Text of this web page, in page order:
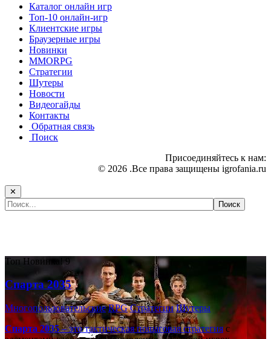
Каталог онлайн игр
Топ-10 онлайн-игр
Клиентские игры
Браузерные игры
Новинки
MMORPG
Стратегии
Шутеры
Новости
Видеогайды
Контакты
Обратная связь
Поиск
Присоединяйтесь к нам:
© 2026 .Все права защищены igrofania.ru
✕
Топ Новинка! 9
Спарта 2035
Многопользовательские RPG Стратегии Шутеры
Спарта 2035– это тактическаяпошаговая стратегияс